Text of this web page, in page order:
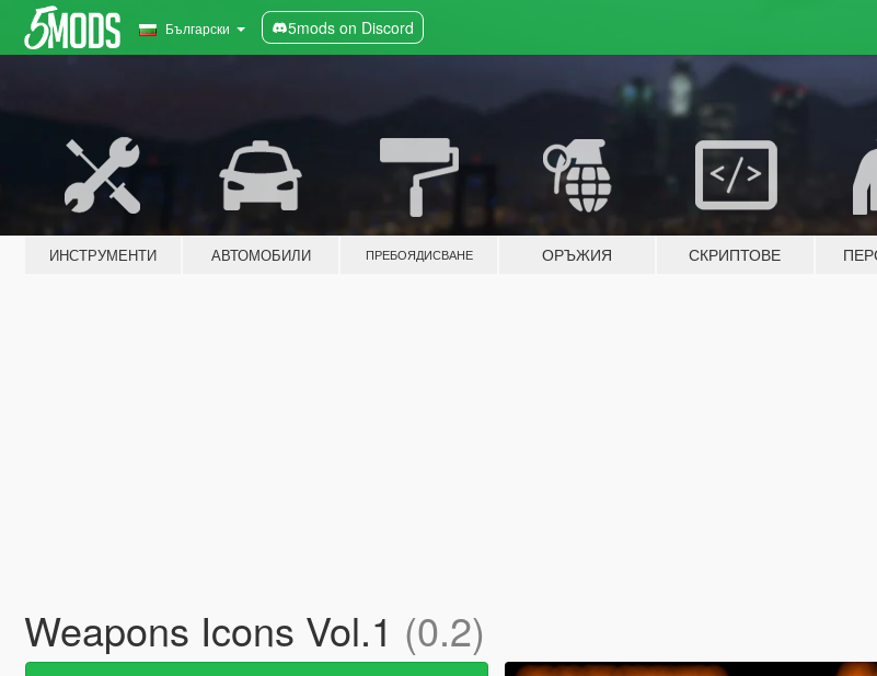
Български 5mods on Discord
ИНСТРУМЕНТИ АВТОМОБИЛИ ПРЕБОЯДИСВАНЕ ОРЪЖИЯ СКРИПТОВЕ
Weapons Icons Vol.1 (0.2)